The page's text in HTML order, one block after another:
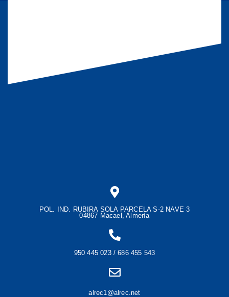
POL. IND. RUBIRA SOLA PARCELA S-2 NAVE 3
04867 Macael, Almería
950 445 023 / 686 455 543
alrec1@alrec.net